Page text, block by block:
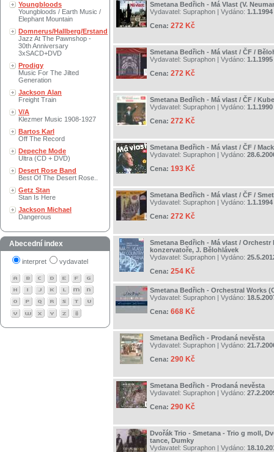
Youngbloods
Youngbloods / Earth Music /
Elephant Mountain
Domnerus/Hallberg/Erstand
Jazz At The Pawnshop -
30th Anniversary
3xSACD+DVD
Prodigy
Music For The Jilted
Generation
Jackson Alan
Freight Train
V/A
Klezmer Music 1908-1927
Bartos Karl
Off The Record
Depeche Mode
Ultra (CD + DVD)
Desert Rose Band
Best Of The Desert Rose..
Getz Stan
Stan Is Here
Jackson Michael
Dangerous
Abecední index
interpret vydavatel
Smetana Bedřich - Má Vlast (V.
Vydavatel: Supraphon | Vydáno: 1.1.1994
Cena: 272 Kč
Smetana Bedřich - Má vlast / ČF /
Vydavatel: Supraphon | Vydáno: 1.1.1995
Cena: 272 Kč
Smetana Bedřich - Má vlast / ČF /
Vydavatel: Supraphon | Vydáno: 1.1.1990
Cena: 272 Kč
Smetana Bedřich - Má vlast / ČF /
Vydavatel: Supraphon | Vydáno:
Cena: 193 Kč
Smetana Bedřich - Má vlast / ČF /
Vydavatel: Supraphon | Vydáno: 1.1.1994
Cena: 272 Kč
Smetana Bedřich - Má vlast / Orchestr
konzervatoře, J. Bělohlávek
Vydavatel: Supraphon | Vydáno:
Cena: 254 Kč
Smetana Bedřich - Orchestral Works
Vydavatel: Supraphon | Vydáno:
Cena: 668 Kč
Smetana Bedřich - Prodaná nevěsta
Vydavatel: Supraphon | Vydáno:
Cena: 290 Kč
Smetana Bedřich - Prodaná nevěsta
Vydavatel: Supraphon | Vydáno:
Cena: 290 Kč
Dvořák Trio - Smetana - Trio g moll,
tance, Dumky
Vydavatel: Supraphon | Vydáno: